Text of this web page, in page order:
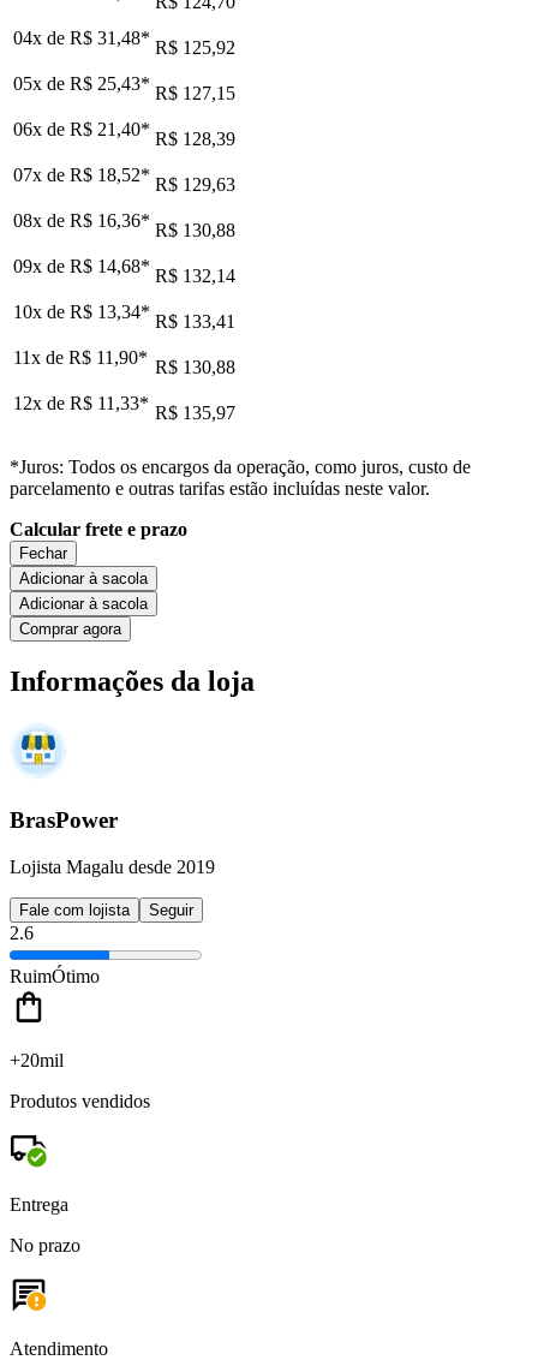
04x de R$ 31,48* R$ 125,92
05x de R$ 25,43* R$ 127,15
06x de R$ 21,40* R$ 128,39
07x de R$ 18,52* R$ 129,63
08x de R$ 16,36* R$ 130,88
09x de R$ 14,68* R$ 132,14
10x de R$ 13,34* R$ 133,41
11x de R$ 11,90* R$ 130,88
12x de R$ 11,33* R$ 135,97
*Juros: Todos os encargos da operação, como juros, custo de
parcelamento e outras tarifas estão incluídas neste valor.
Calcular frete e prazo
Fechar
Adicionar à sacola
Adicionar à sacola
Comprar agora
Informações da loja
BrasPower
Lojista Magalu desde 2019
Fale com lojista Seguir
2.6
RuimÓtimo
+20mil
Produtos vendidos
Entrega
No prazo
Atendimento